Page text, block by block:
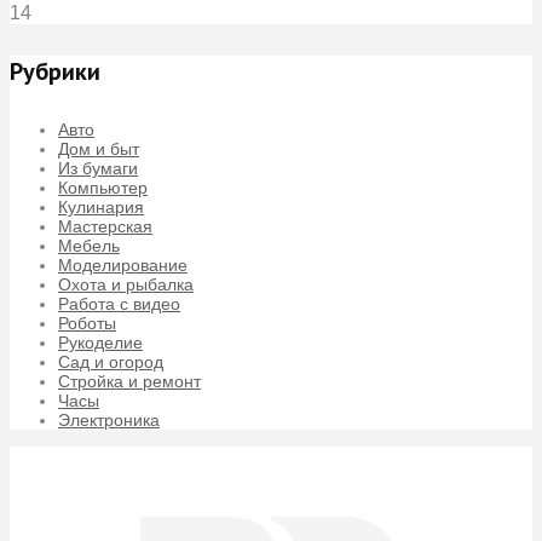
14
Рубрики
Авто
Дом и быт
Из бумаги
Компьютер
Кулинария
Мастерская
Мебель
Моделирование
Охота и рыбалка
Работа с видео
Роботы
Рукоделие
Сад и огород
Стройка и ремонт
Часы
Электроника